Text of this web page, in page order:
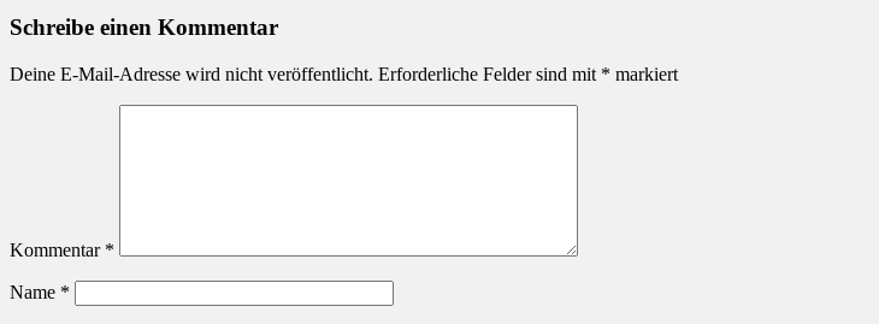
Schreibe einen Kommentar
Deine E-Mail-Adresse wird nicht veröffentlicht. Erforderliche Felder sind mit * markiert
Kommentar *
Name *